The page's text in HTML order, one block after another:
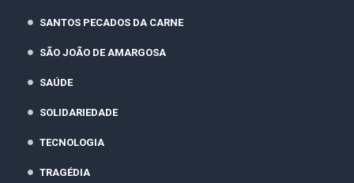
SANTOS PECADOS DA CARNE
SÃO JOÃO DE AMARGOSA
SAÚDE
SOLIDARIEDADE
TECNOLOGIA
TRAGÉDIA